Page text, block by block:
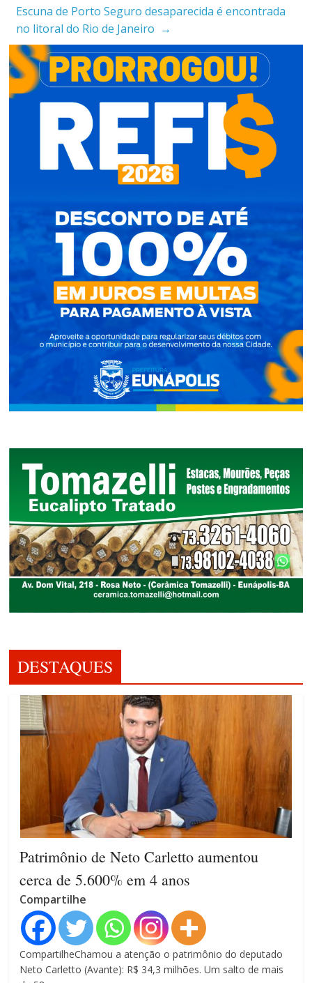
Escuna de Porto Seguro desaparecida é encontrada
no litoral do Rio de Janeiro →
DESTAQUES
Patrimônio de Neto Carletto aumentou
cerca de 5.600% em 4 anos
Compartilhe
CompartilheChamou a atenção o patrimônio do deputado
Neto Carletto (Avante): R$ 34,3 milhões. Um salto de mais